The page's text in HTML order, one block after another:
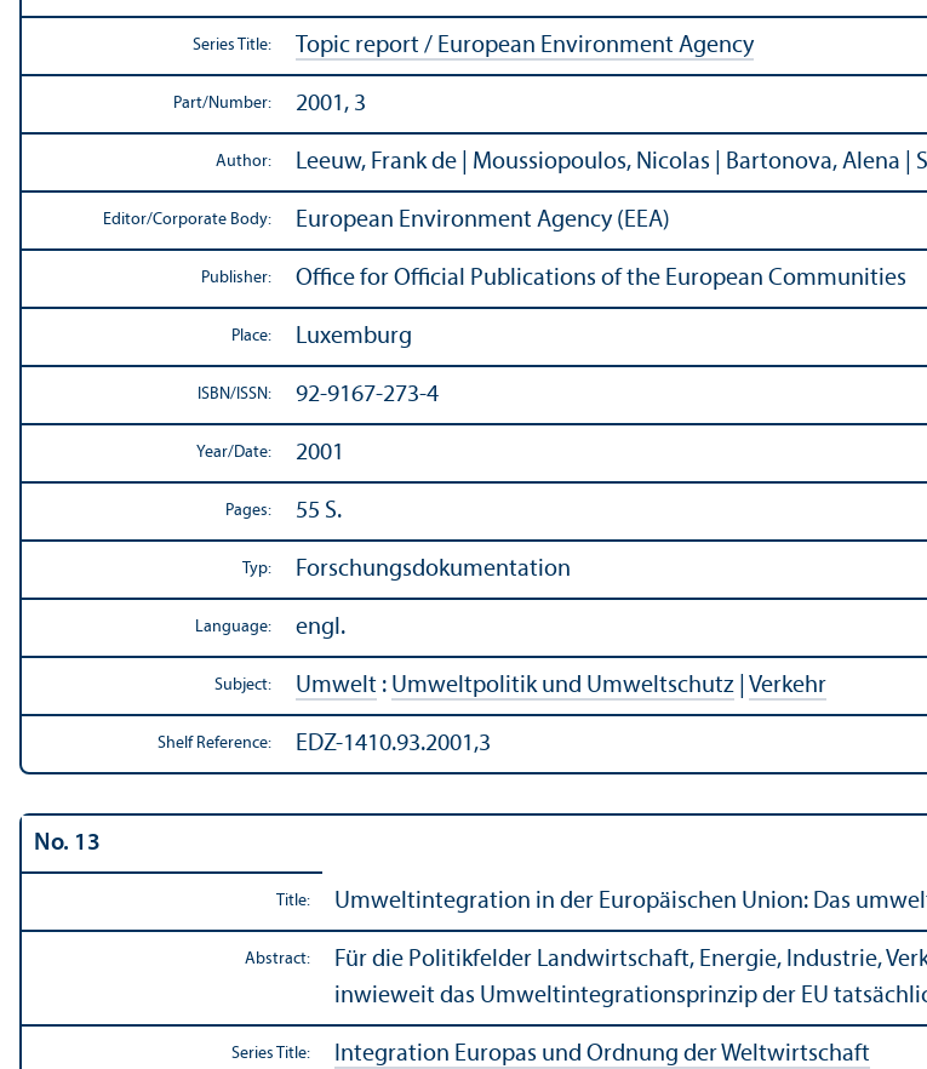
Series Title: Topic report / European Environment Agency
Part/Number: 2001, 3
Author: Leeuw, Frank de | Moussiopoulos, Nicolas | Bartonova, Alena |
Editor/Corporate Body: European Environment Agency (EEA)
Publisher: Office for Official Publications of the European Communities
Place: Luxemburg
ISBN/ISSN: 92-9167-273-4
Year/Date: 2001
Pages: 55 S.
Typ: Forschungsdokumentation
Language: engl.
Subject: Umwelt : Umweltpolitik und Umweltschutz Verkehr
Shelf Reference: EDZ-1410.93.2001,3
No. 13
Title: Umweltintegration in der Europäischen Union: Das
Abstract:
Für die Politikfelder Landwirtschaft, Energie, Industrie,
inwieweit das Umweltintegrationsprinzip der EU
Series Title: Integration Europas und Ordnung der Weltwirtschaft